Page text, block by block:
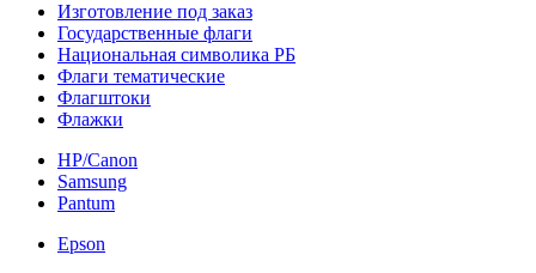
Изготовление под заказ
Государственные флаги
Национальная символика РБ
Флаги тематические
Флагштоки
Флажки
HP/Canon
Samsung
Pantum
Epson